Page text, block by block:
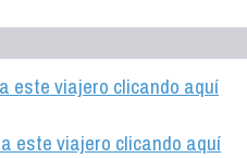
este viajero clicando aquí
este viajero clicando aquí